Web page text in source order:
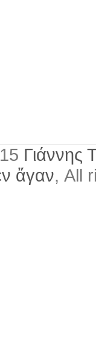
Γιάννης
ἄγαν, All